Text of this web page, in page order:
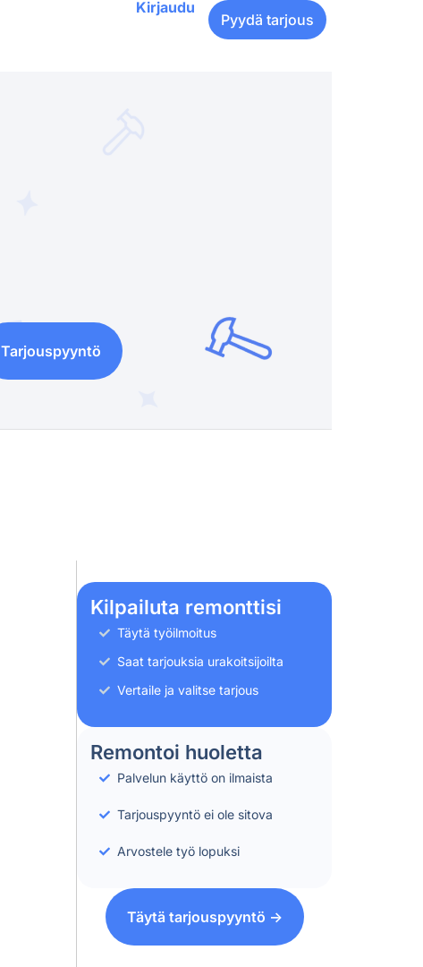
Kirjaudu
Pyydä tarjous
Tarjouspyyntö
Kilpailuta remonttisi
Täytä työilmoitus
Saat tarjouksia urakoitsijoilta
Vertaile ja valitse tarjous
Remontoi huoletta
Palvelun käyttö on ilmaista
Tarjouspyyntö ei ole sitova
Arvostele työ lopuksi
Täytä tarjouspyyntö ->